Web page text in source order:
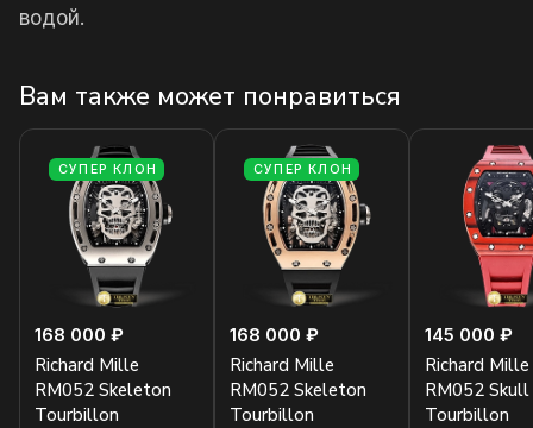
водой.
Вам также может понравиться
СУПЕР КЛОН
168 000 ₽
Richard Mille
RM052 Skeleton
Tourbillon
СУПЕР КЛОН
168 000 ₽
Richard Mille
RM052 Skeleton
Tourbillon
145 000 ₽
Richard Mille
RM052 Skull
Tourbillon